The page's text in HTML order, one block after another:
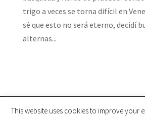
trigo a veces se torna difícil en
sé que esto no será eterno, decidí
alternas...
This website uses cookies to improve your